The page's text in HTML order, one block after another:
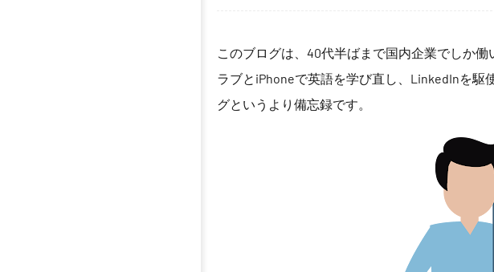
このブログは、40代半ばまで国内企業でしか
ラブとiPhoneで英語を学び直し、LinkedInを駆
グというより備忘録です。